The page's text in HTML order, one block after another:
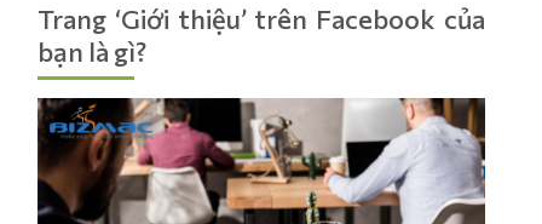
Trang ‘Giới thiệu’ trên Facebook của
bạn là gì?